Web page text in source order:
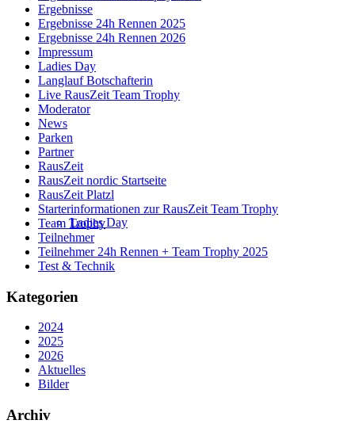
Ladies Day
Ergebnisse
Ergebnisse 24h Rennen 2025
Ergebnisse 24h Rennen 2026
Impressum
Ladies Day
Langlauf Botschafterin
Live RausZeit Team Trophy
Moderator
News
Parken
Partner
RausZeit
RausZeit nordic Startseite
RausZeit Platzl
Starterinformationen zur RausZeit Team Trophy
Team Trophy
Teilnehmer
Teilnehmer 24h Rennen + Team Trophy 2025
Test & Technik
Kategorien
2024
2025
2026
Aktuelles
Bilder
Archiv